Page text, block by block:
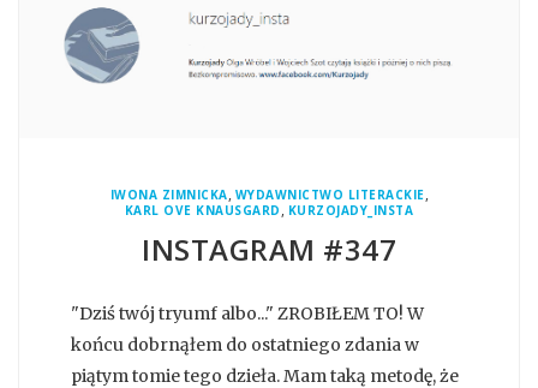
IWONA ZIMNICKA, WYDAWNICTWO LITERACKIE,
KARL OVE KNAUSGARD , KURZOJADY_INSTA
INSTAGRAM #347
"Dziś twój tryumf albo..." ZROBIŁEM TO! W
końcu dobrnąłem do ostatniego zdania w
piątym tomie tego dzieła. Mam taką metodę, że